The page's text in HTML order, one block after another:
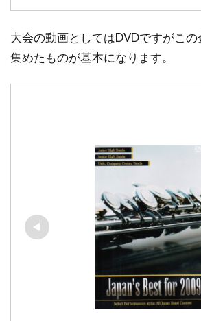
大会の動画としてはDVDですがこ
集めたものが基本になります。